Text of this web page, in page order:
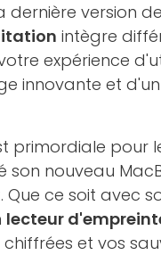
version de
intègre
expérience
innovante et
primordiale pour
son nouveau
ce soit avec
lecteur
et vos